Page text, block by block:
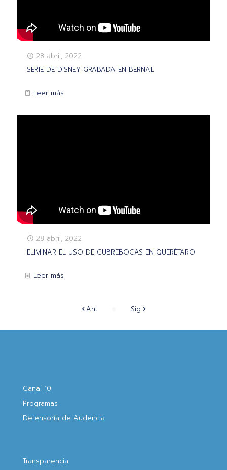
28 abril, 2022
SERIE DE DISNEY GRABADA EN BERNAL
Leer más
28 abril, 2022
ELIMINAR EL USO DE CUBREBOCAS EN QUERÉTARO
Leer más
Ant Sig
Canal 10
Programas
Defensoría de Audencia
Transparencia